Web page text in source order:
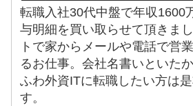
転職入社30代中盤で年収1600
与明細を買い取らせて頂きま
トで家からメールや電話で営
るお仕事。会社名書いといた
ふわ外資ITに転職したい方は
す。